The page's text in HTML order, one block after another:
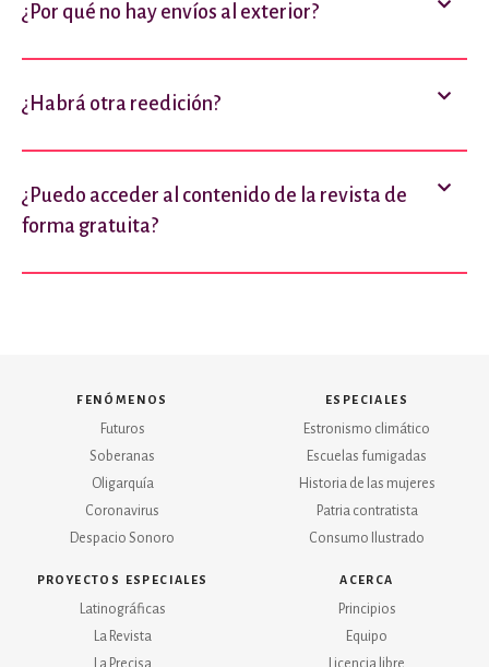
¿Por qué no hay envíos al exterior?
¿Habrá otra reedición?
¿Puedo acceder al contenido de la revista de
forma gratuita?
fenómenos
Futuros
Soberanas
Oligarquía
Coronavirus
Despacio Sonoro
especiales
Estronismo climático
Escuelas fumigadas
Historia de las mujeres
Patria contratista
Consumo Ilustrado
proyectos especiales
Latinográficas
La Revista
acerca
Principios
Equipo